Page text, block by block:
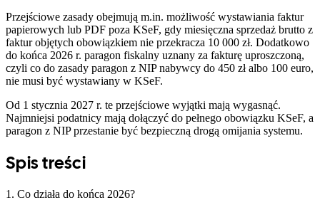
Przejściowe zasady obejmują m.in. możliwość wystawiania faktur
papierowych lub PDF poza KSeF, gdy miesięczna sprzedaż brutto z
faktur objętych obowiązkiem nie przekracza 10 000 zł. Dodatkowo
do końca 2026 r. paragon fiskalny uznany za fakturę uproszczoną,
czyli co do zasady paragon z NIP nabywcy do 450 zł albo 100 euro,
nie musi być wystawiany w KSeF.
Od 1 stycznia 2027 r. te przejściowe wyjątki mają wygasnąć.
Najmniejsi podatnicy mają dołączyć do pełnego obowiązku KSeF, a
paragon z NIP przestanie być bezpieczną drogą omijania systemu.
Spis treści
1. Co działa do końca 2026?